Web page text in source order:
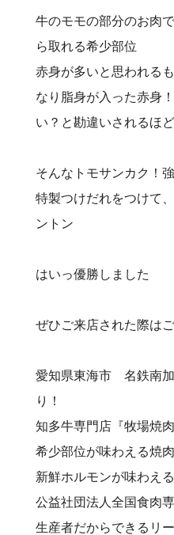
牛のモモの部分のお肉
ら取れる希少部位
赤身が多いと思われる
なり脂身が入った赤身
い？と勘違いされるほど
そんなトモサンカク！
特製つけだれをつけて
ントン
はいっ優勝しました
ぜひご来店された際は
愛知県東海市 名鉄南
り！⠀
知多牛専門店『牧場焼
希少部位が味わえる焼肉
新鮮ホルモンが味わえ
公益社団法人全国食肉
生産者だからできるリ